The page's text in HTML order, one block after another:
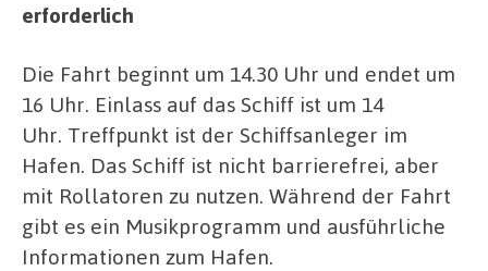
erforderlich
Die Fahrt beginnt um 14.30 Uhr und endet um
16 Uhr. Einlass auf das Schiff ist um 14
Uhr. Treffpunkt ist der Schiffsanleger im
Hafen. Das Schiff ist nicht barrierefrei, aber
mit Rollatoren zu nutzen. Während der Fahrt
gibt es ein Musikprogramm und ausführliche
Informationen zum Hafen.